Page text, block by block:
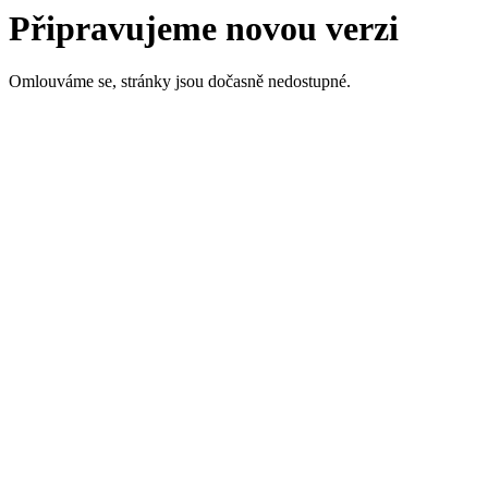
Připravujeme novou verzi
Omlouváme se, stránky jsou dočasně nedostupné.